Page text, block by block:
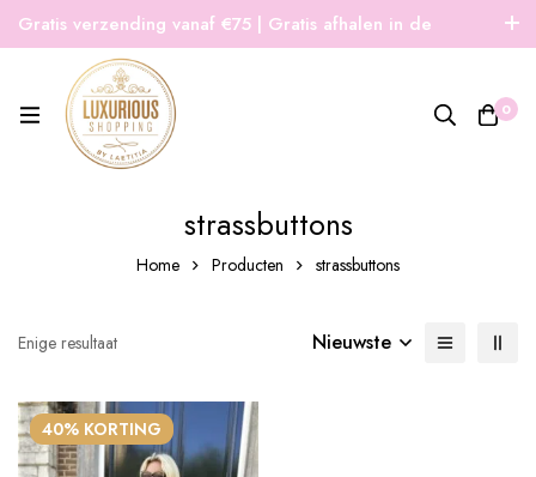
Gratis verzending vanaf €75 | Gratis afhalen in de
winkel | Snelle verzending
0
strassbuttons
Home Producten strassbuttons
Enige resultaat Nieuwste
40% KORTING